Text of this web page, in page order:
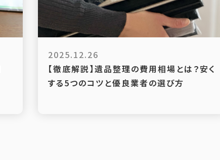
2025.12.26
【徹底解説】遺品整理の費用相場とは？安く
する5つのコツと優良業者の選び方